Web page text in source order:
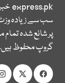
express.pk
سب سے زیادہ
پر شائع شدہ
گروپ محفوظ